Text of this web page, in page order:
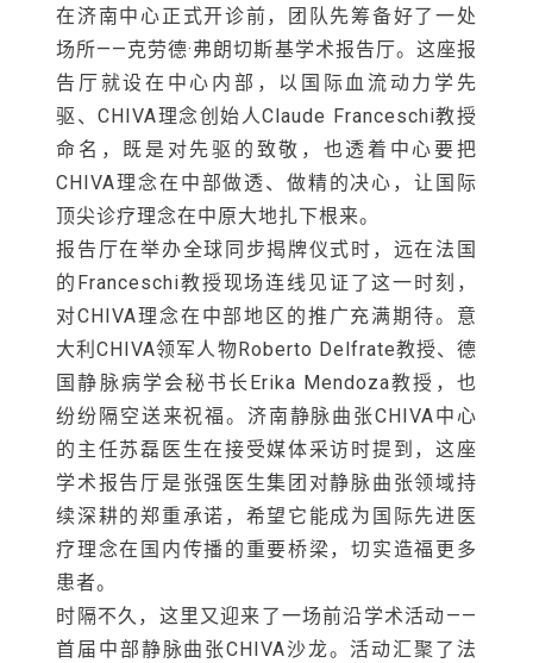
在济南中心正式开诊前，团队先筹备好了一处
场所——克劳德·弗朗切斯基学术报告厅。这座报
告厅就设在中心内部，以国际血流动力学先
驱、CHIVA理念创始人Claude Franceschi教授
命名，既是对先驱的致敬，也透着中心要把
CHIVA理念在中部做透、做精的决心，让国际
顶尖诊疗理念在中原大地扎下根来。
报告厅在举办全球同步揭牌仪式时，远在法国
的Franceschi教授现场连线见证了这一时刻，
对CHIVA理念在中部地区的推广充满期待。意
大利CHIVA领军人物Roberto Delfrate教授、德
国静脉病学会秘书长Erika Mendoza教授，也
纷纷隔空送来祝福。济南静脉曲张CHIVA中心
的主任苏磊医生在接受媒体采访时提到，这座
学术报告厅是张强医生集团对静脉曲张领域持
续深耕的郑重承诺，希望它能成为国际先进医
疗理念在国内传播的重要桥梁，切实造福更多
患者。
时隔不久，这里又迎来了一场前沿学术活动——
首届中部静脉曲张CHIVA沙龙。活动汇聚了法